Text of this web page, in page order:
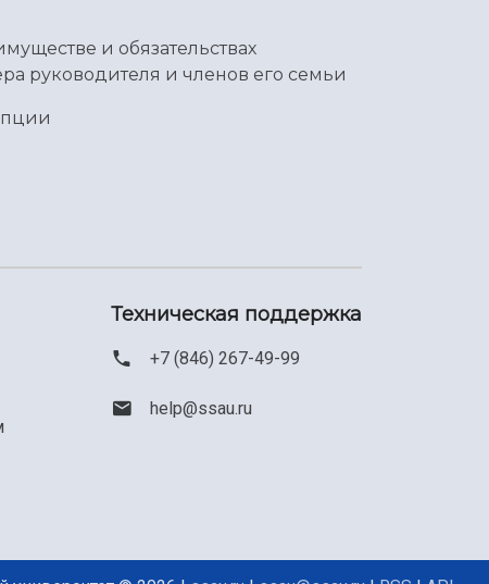
и обязательствах
руководителя и членов его семьи
Техническая поддержка
+7 (846) 267-49-99
help@ssau.ru